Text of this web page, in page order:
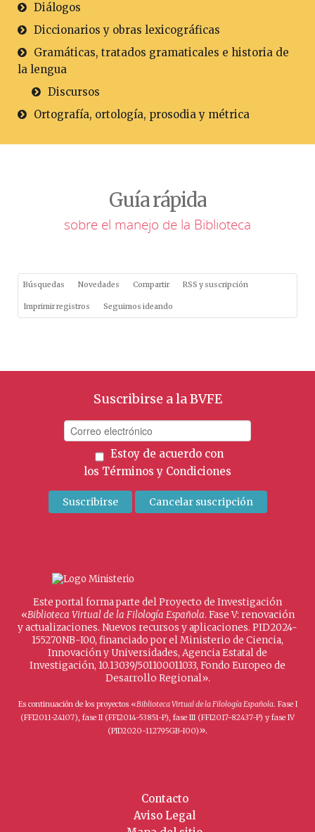
Diálogos
Diccionarios y obras lexicográficas
Gramáticas, tratados gramaticales e historia de
la lengua
Discursos
Ortografía, ortología, prosodia y métrica
Guía rápida
sobre el manejo de la Biblioteca
Búsquedas Novedades Compartir RSS y suscripción
Imprimir registros Seguimos ideando
Suscribirse a la BVFE
Estoy de acuerdo con
los Términos y Condiciones
Este portal forma parte del Proyecto de Investigación
«Biblioteca Virtual de la Filología Española. Fase V: renovación
y actualizaciones. Nuevos recursos y aplicaciones. PID2024-
155270NB-I00, financiado por el Ministerio de Ciencia,
Innovación y Universidades, Agencia Estatal de
Investigación, 10.13039/501100011033, Fondo Europeo de
Desarrollo Regional».
Es continuación de los proyectos «Biblioteca Virtual de la Filología Española. Fase I
(FFI2011-24107), fase II (FFI2014-53851-P), fase III (FFI2017-82437-P) y fase IV
(PID2020-112795GB-I00)».
Contacto
Aviso Legal